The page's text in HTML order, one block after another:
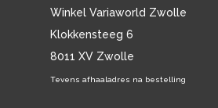
Winkel Variaworld Zwolle
Klokkensteeg 6
8011 XV Zwolle
Tevens afhaaladres na bestelling